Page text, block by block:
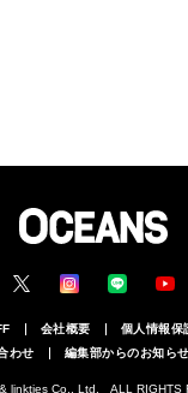
会社概要 個人情報保
わせ 編集部からのお知らせ
linkties Co., Ltd. ALL RIGHTS